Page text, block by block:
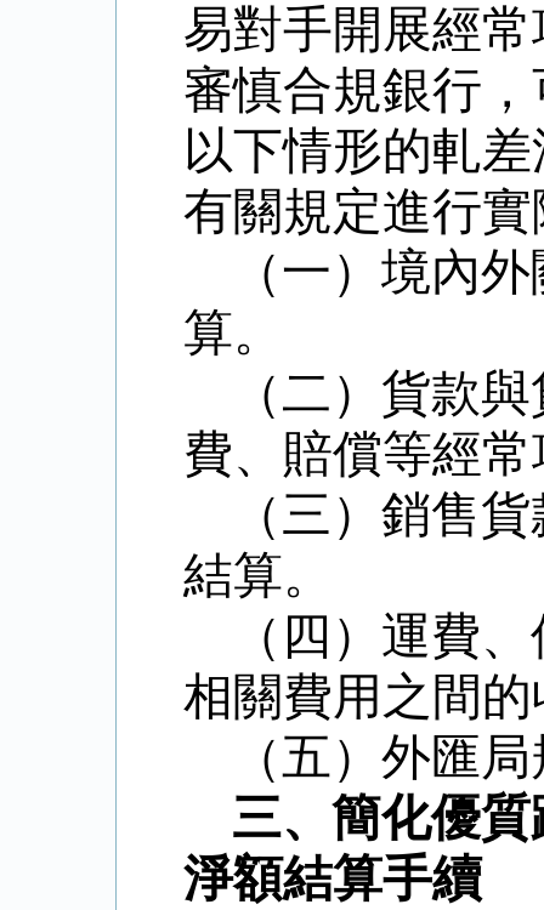
易對手開展經
審慎合規銀行
以下情形的軋
有關規定進行
（一）境內
算。
（二）貨款
費、賠償等經
（三）銷售
結算。
（四）運費
相關費用之間
（五）外匯
三、簡化優
淨額結算手續